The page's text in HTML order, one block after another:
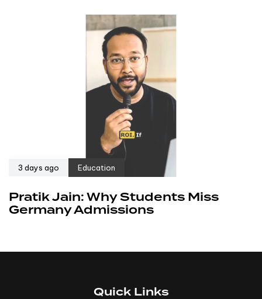
3 days ago Education
Pratik Jain: Why Students Miss
Germany Admissions
Quick Links